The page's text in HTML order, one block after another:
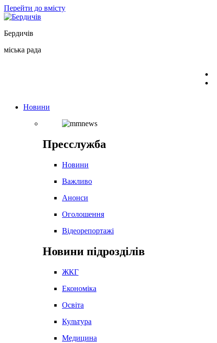
Перейти до вмісту
Бердичів
міська рада
Новини
Пресслужба
Новини
Важливо
Анонси
Оголошення
Відеорепортажі
Новини підрозділів
ЖКГ
Економіка
Освіта
Культура
Медицина